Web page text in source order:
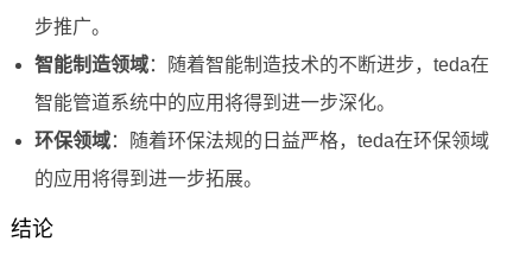
步推广。
智能制造领域：随着智能制造技术的不断进步，teda在
智能管道系统中的应用将得到进一步深化。
环保领域：随着环保法规的日益严格，teda在环保领域
的应用将得到进一步拓展。
结论